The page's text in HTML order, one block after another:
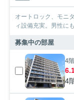
オートロック、モニ
ィ設備充実。男性に
募集中の部屋
4階
4